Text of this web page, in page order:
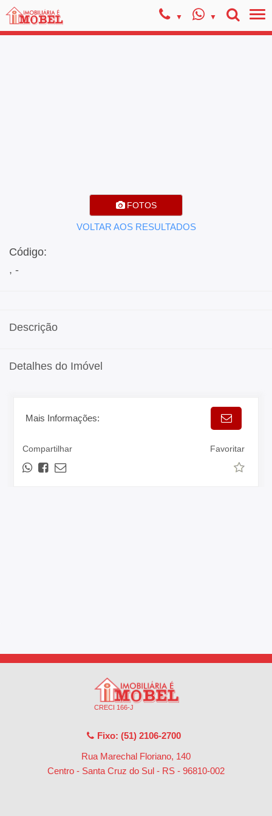
FOTOS
VOLTAR AOS RESULTADOS
Código:
, -
Descrição
Detalhes do Imóvel
Mais Informações:
Compartilhar Favoritar
CRECI 166-J
Fixo: (51) 2106-2700
Rua Marechal Floriano, 140
Centro - Santa Cruz do Sul - RS - 96810-002